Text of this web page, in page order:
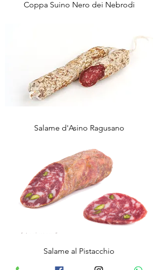
Coppa Suino Nero dei Nebrodi
Salame d'Asino Ragusano
Salame al Pistacchio